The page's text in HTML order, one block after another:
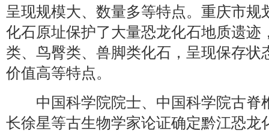
呈现规模大、数量多等特点。重庆市规
化石原址保护了大量恐龙化石地质遗迹
类、鸟臀类、兽脚类化石，呈现保存状
价值高等特点。
中国科学院院士、中国科学院古脊
长徐星等古生物学家论证确定黔江恐龙